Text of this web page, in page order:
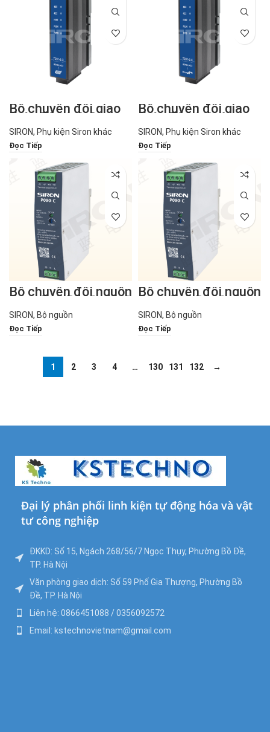
Bộ chuyển đổi giao
thức T391-2-3
SIRON, Phụ kiện Siron khác
Đọc Tiếp
Bộ chuyển đổi giao
thức T391-2-4
SIRON, Phụ kiện Siron khác
Đọc Tiếp
Bộ chuyển đổi nguồn
dạng Rail P090-12-C
SIRON, Bộ nguồn
Đọc Tiếp
Bộ chuyển đổi nguồn
dạng Rail P090-C
SIRON, Bộ nguồn
Đọc Tiếp
1 2 3 4 … 130 131 132 →
Đại lý phân phối linh kiện tự động hóa và vật
tư công nghiệp
ĐKKD: Số 15, Ngách 268/56/7 Ngọc Thụy, Phường Bồ Đề,
TP. Hà Nội
Văn phòng giao dịch: Số 59 Phố Gia Thượng, Phường Bồ
Đề, TP. Hà Nội
Liên hệ: 0866451088 / 0356092572
Email: kstechnovietnam@gmail.com